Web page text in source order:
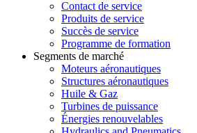
Contact de service
Produits de service
Succès de service
Programme de formation
Segments de marché
Moteurs aéronautiques
Structures aéronautiques
Huile & Gaz
Turbines de puissance
Énergies renouvelables